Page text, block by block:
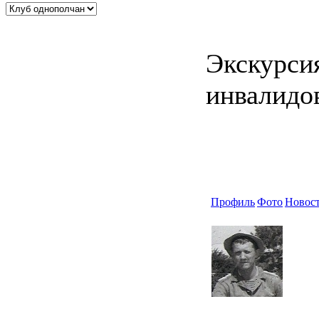
ПрофильФото